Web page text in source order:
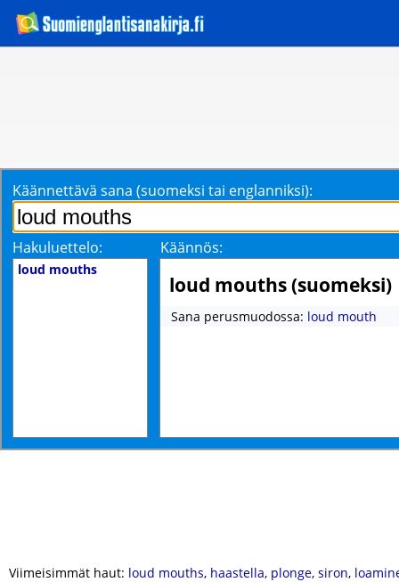
Käännettävä sana (suomeksi tai englanniksi):
Hakuluettelo: Käännös:
loud mouths
loud mouths (suomeksi)
Sana perusmuodossa: loud mouth
Viimeisimmät haut: loud mouths, haastella, plonge, siron,